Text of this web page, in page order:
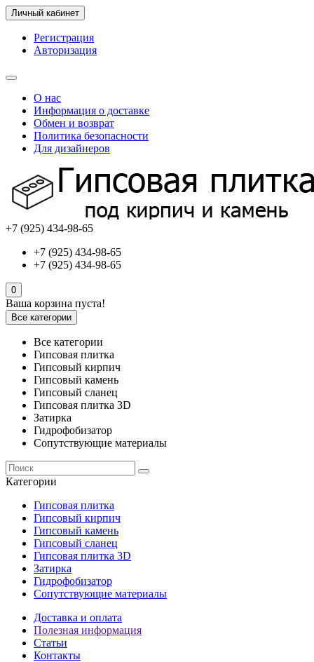
Личный кабинет
Регистрация
Авторизация
О нас
Информация о доставке
Обмен и возврат
Политика безопасности
Для дизайнеров
+7 (925) 434-98-65
+7 (925) 434-98-65
+7 (925) 434-98-65
0
Ваша корзина пуста!
Все категории
Все категории
Гипсовая плитка
Гипсовый кирпич
Гипсовый камень
Гипсовый сланец
Гипсовая плитка 3D
Затирка
Гидрофобизатор
Сопутствующие материалы
Категории
Гипсовая плитка
Гипсовый кирпич
Гипсовый камень
Гипсовый сланец
Гипсовая плитка 3D
Затирка
Гидрофобизатор
Сопутствующие материалы
Доставка и оплата
Полезная информация
Статьи
Контакты